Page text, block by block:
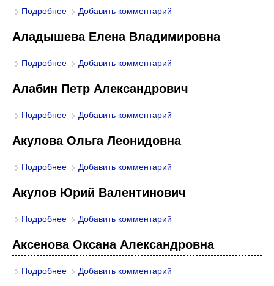
Подробнее о Аландаренко Анна Владимировна
Добавить комментарий
Аладышева Елена Владимировна
Подробнее о Аладышева Елена Владимировна
Добавить комментарий
Алабин Петр Александрович
Подробнее о Алабин Петр Александрович
Добавить комментарий
Акулова Ольга Леонидовна
Подробнее о Акулова Ольга Леонидовна
Добавить комментарий
Акулов Юрий Валентинович
Подробнее о Акулов Юрий Валентинович
Добавить комментарий
Аксенова Оксана Александровна
Подробнее о Аксенова Оксана Александровна
Добавить комментарий